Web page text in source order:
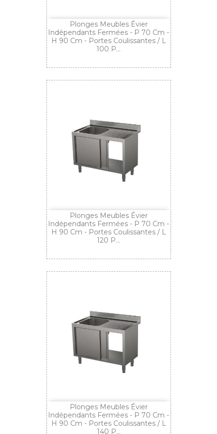
Plonges Meubles Évier
Indépendants Fermées - P 70 Cm -
H 90 Cm - Portes Coulissantes / L
100 P...
Plonges Meubles Évier
Indépendants Fermées - P 70 Cm -
H 90 Cm - Portes Coulissantes / L
120 P...
Plonges Meubles Évier
Indépendants Fermées - P 70 Cm -
H 90 Cm - Portes Coulissantes / L
140 P...